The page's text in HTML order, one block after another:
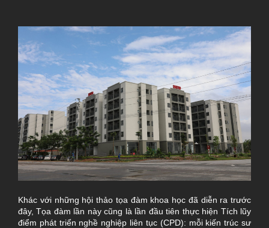
Khác với những hội thảo tọa đàm khoa học đã diễn ra trước
đây, Tọa đàm lần này cũng là lần đầu tiên thực hiện Tích lũy
điểm phát triển nghề nghiệp liên tục (CPD): mỗi kiến trúc sư